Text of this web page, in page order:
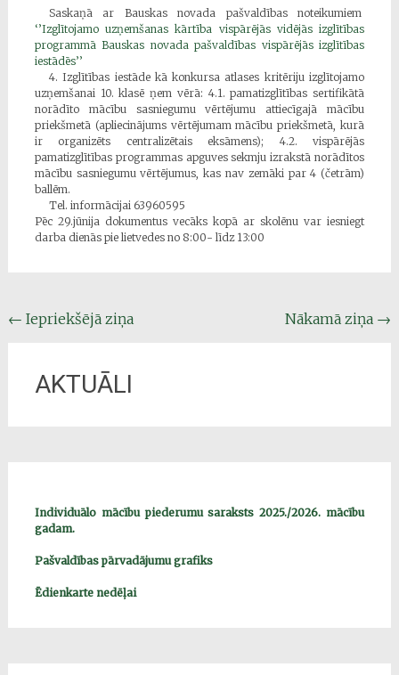
Saskaņā ar Bauskas novada pašvaldības noteikumiem
‘’Izglītojamo uzņemšanas kārtība vispārējās vidējās izglītības
programmā Bauskas novada pašvaldības vispārējās izglītības
iestādēs’’
4. Izglītības iestāde kā konkursa atlases kritēriju izglītojamo
uzņemšanai 10. klasē ņem vērā: 4.1. pamatizglītības sertifikātā
norādīto mācību sasniegumu vērtējumu attiecīgajā mācību
priekšmetā (apliecinājums vērtējumam mācību priekšmetā, kurā
ir organizēts centralizētais eksāmens); 4.2. vispārējās
pamatizglītības programmas apguves sekmju izrakstā norādītos
mācību sasniegumu vērtējumus, kas nav zemāki par 4 (četrām)
ballēm.
Tel. informācijai 63960595
Pēc 29.jūnija dokumentus vecāks kopā ar skolēnu var iesniegt
darba dienās pie lietvedes no 8:00- līdz 13:00
Post
← Iepriekšējā ziņa Nākamā ziņa →
AKTUĀLI
Individuālo mācību piederumu saraksts 2025./2026. mācību
gadam.
Pašvaldības pārvadājumu grafiks
Ēdienkarte nedēļai